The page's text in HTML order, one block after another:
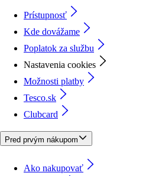
Prístupnosť
Kde dovážame
Poplatok za službu
Nastavenia cookies
Možnosti platby
Tesco.sk
Clubcard
Pred prvým nákupom
Ako nakupovať